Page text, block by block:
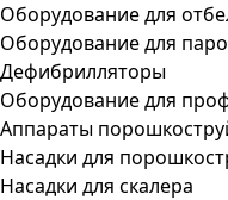
Оборудование для
Оборудование для
Дефибрилляторы
Оборудование для
Аппараты
Насадки для
Насадки для скалера